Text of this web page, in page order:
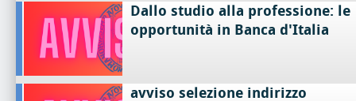
Dallo studio alla professione: le
opportunità in Banca d'Italia
avviso selezione indirizzo